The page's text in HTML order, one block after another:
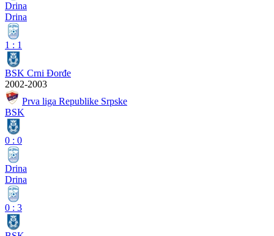
Drina
Drina
1 : 1
BSK Crni Đorđe
2002-2003
Prva liga Republike Srpske
BSK
0 : 0
Drina
Drina
0 : 3